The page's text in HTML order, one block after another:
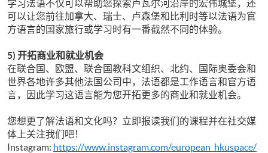
学习法语不仅可以帮助您探索卢瓦尔河沿岸的宏伟城堡，还
可以让您前往加拿大、瑞士、卢森堡和比利时等以法语为官
方语言的国家旅行或学习时有一番截然不同的体验。
5) 开拓商业和就业机会
在联合国、欧盟、联合国教科文组织、北约、国际奥委会和
世界各地许多其他法国公司中，法语都是工作语言和官方语
言，因此学习这语言能为您开拓更多的商业和就业机会。
您想更了解法语和文化吗？立即报读我们的课程并在社交媒
体上关注我们吧！
Instagram: https://www.instagram.com/european_hkuspace/